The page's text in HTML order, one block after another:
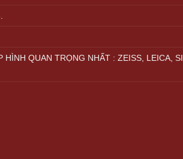
QUAN TRỌNG NHẤT : ZEISS, LEICA,